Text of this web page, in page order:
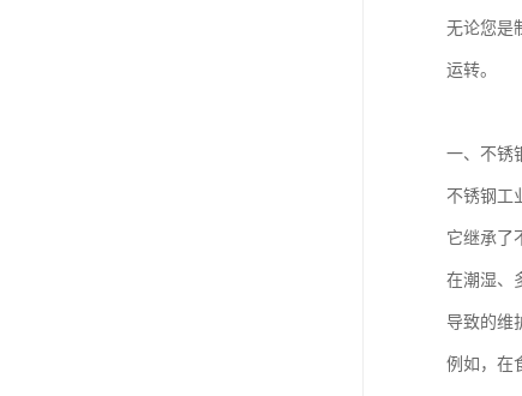
无论您是
运转。
一、不锈
不锈钢工
它继承了
在潮湿、
导致的维
例如，在